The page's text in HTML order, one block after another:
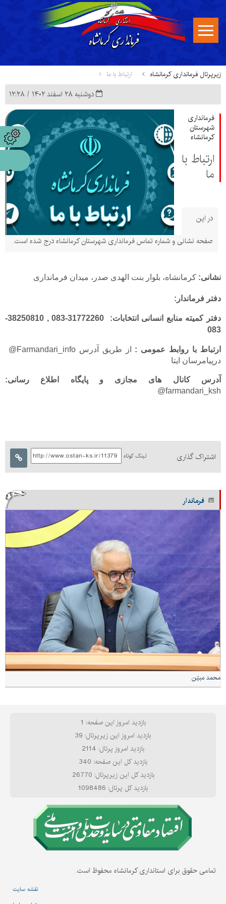
زیرپرتال فرمانداری کرمانشاه ارتباط با ما
دوشنبه ۲۸ اسفند ۱۴۰۲ / ۱۲:۲۸
فرمانداری
شهرستان
کرمانشاه
ارتباط با
ما
در این
صفحه نشانی و شماره تماس فرمانداری شهرستان کرمانشاه درج شده است.
نشانی: کرمانشاه، بلوار بنت الهدی صدر، میدان فرمانداری
دفتر فرماندار:
دفتر کمیته منابع انسانی انتخابات:
31772260-083 , 38250810-
083
ارتباط با روابط عمومی :
از طریق آدرس Farmandari_info@
درپیامرسان ایتا
آدرس کانال های مجازی و پایگاه اطلاع رسانی:
farmandari_ksh@
اشتراک گذاری لینک کوتاه
فرماندار
محمد مبیّن
بازدید امروز این صفحه: 1
بازدید امروز این زیرپرتال: 39
بازدید امروز پرتال: 2114
بازدید کل این صفحه: 340
بازدید کل این زیرپرتال: 26770
بازدید کل پرتال: 1098486
تمامی حقوق برای استانداری کرمانشاه محفوظ است.
نقشه سایت